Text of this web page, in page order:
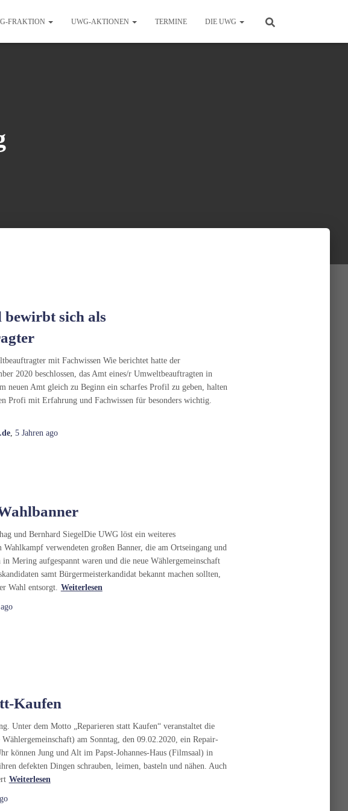
FRAKTION UWG-AKTIONEN TERMINE DIE UWG
sich als
mit Fachwissen Wie berichtet hatte der
2020 beschlossen, das Amt eines/r Umweltbeauftragten in
neuen Amt gleich zu Beginn ein scharfes Profil zu geben, halten
Profi mit Erfahrung und Fachwissen für besonders wichtig.
, 5 Jahrenago
und Bernhard SiegelDie UWG löst ein weiteres
verwendeten großen Banner, die am Ortseingang und
Mering aufgespannt waren und die neue Wählergemeinschaft
samt Bürgermeisterkandidat bekannt machen sollten,
Wahl entsorgt. Weiterlesen
Kaufen
Unter dem Motto „Reparieren statt Kaufen“ veranstaltet die
am Sonntag, den 09.02.2020, ein Repair-
können Jung und Alt im Papst-Johannes-Haus (Filmsaal) in
defekten Dingen schrauben, leimen, basteln und nähen. Auch
Weiterlesen